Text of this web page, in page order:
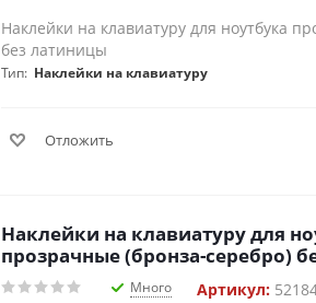
Наклейки на клавиатуру для ноутбука
без латиницы
Тип: Наклейки на клавиатуру
Отложить
Наклейки на клавиатуру для
прозрачные (бронза-серебро)
Много Артикул: